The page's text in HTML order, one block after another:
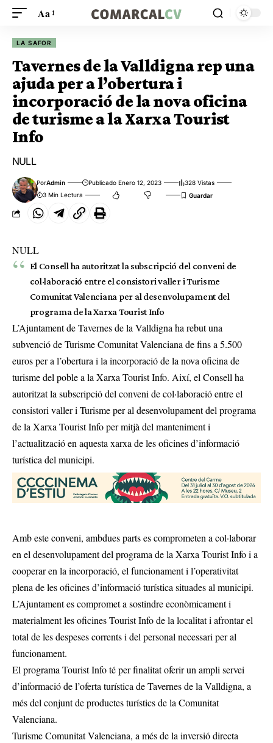
Aa
LA SAFOR
Tavernes de la Valldigna rep una
ajuda per a l’obertura i
incorporació de la nova oficina
de turisme a la Xarxa Tourist
Info
NULL
PorAdmin Publicado Enero 12, 2023
328 Vistas
3 Min Lectura
NULL
El Consell ha autoritzat la subscripció del conveni de
col·laboració entre el consistori valler i Turisme
Comunitat Valenciana per al desenvolupament del
programa de la Xarxa Tourist Info
L’Ajuntament de Tavernes de la Valldigna ha rebut una
subvenció de Turisme Comunitat Valenciana de fins a 5.500
euros per a l’obertura i la incorporació de la nova oficina de
turisme del poble a la Xarxa Tourist Info. Així, el Consell ha
autoritzat la subscripció del conveni de col·laboració entre el
consistori valler i Turisme per al desenvolupament del programa
de la Xarxa Tourist Info per mitjà del manteniment i
l’actualització en aquesta xarxa de les oficines d’informació
turística del municipi.
Amb este conveni, ambdues parts es comprometen a col·laborar
en el desenvolupament del programa de la Xarxa Tourist Info i a
cooperar en la incorporació, el funcionament i l’operativitat
plena de les oficines d’informació turística situades al municipi.
L’Ajuntament es compromet a sostindre econòmicament i
materialment les oficines Tourist Info de la localitat i afrontar el
total de les despeses corrents i del personal necessari per al
funcionament.
El programa Tourist Info té per finalitat oferir un ampli servei
d’informació de l’oferta turística de Tavernes de la Valldigna, a
més del conjunt de productes turístics de la Comunitat
Valenciana.
Turisme Comunitat Valenciana, a més de la inversió directa